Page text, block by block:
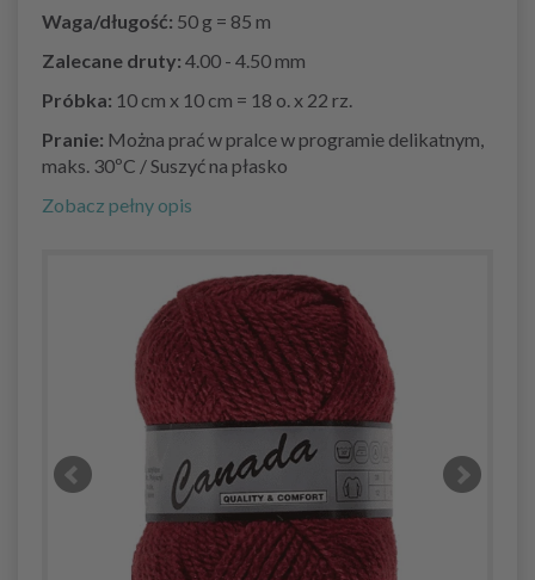
Waga/długość: 50 g = 85 m
Zalecane druty: 4.00 - 4.50 mm
Próbka: 10 cm x 10 cm = 18 o. x 22 rz.
Pranie: Można prać w pralce w programie delikatnym,
maks. 30ºC / Suszyć na płasko
Zobacz pełny opis